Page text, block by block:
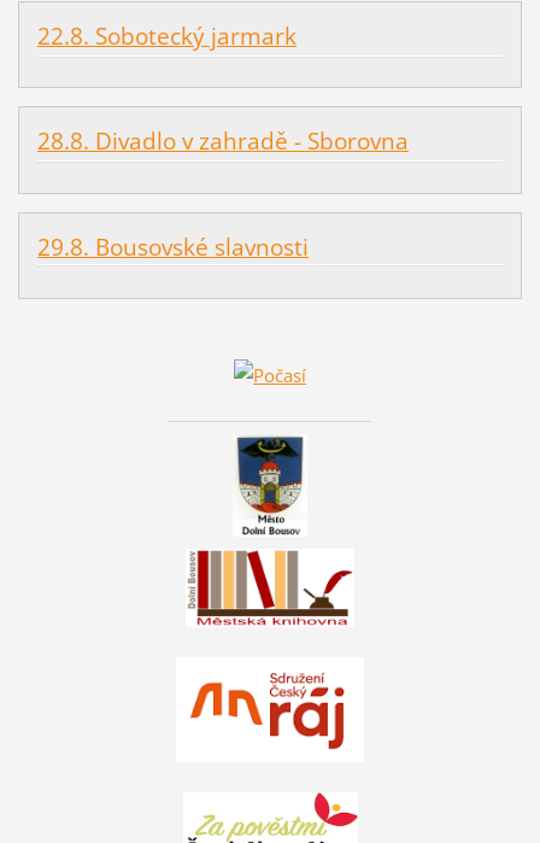
22.8. Sobotecký jarmark
28.8. Divadlo v zahradě - Sborovna
29.8. Bousovské slavnosti